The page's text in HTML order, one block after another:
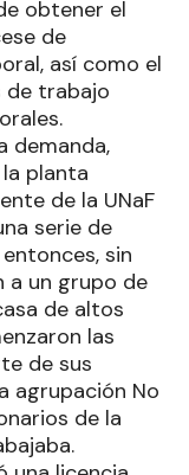
obtener el
de
así como el
de trabajo
demanda,
planta
de la UNaF
serie de
sin
a un grupo de
de altos
las
de sus
agrupación No
de la